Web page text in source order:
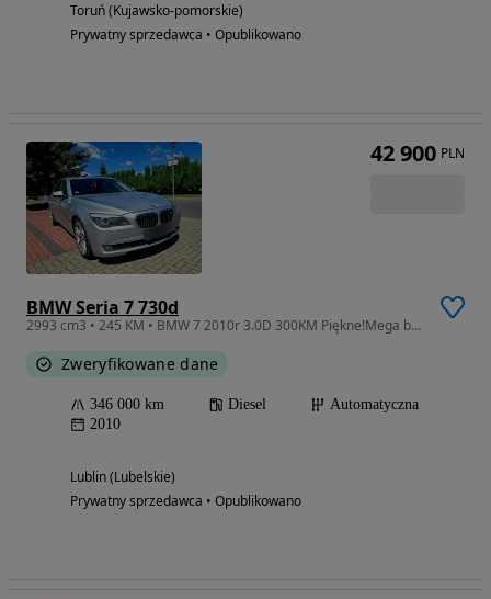
Toruń (Kujawsko-pomorskie)
Prywatny sprzedawca • Opublikowano
BMW Seria 7 730d
2993 cm3 • 245 KM • BMW 7 2010r 3.0D 300KM Piękne!Mega bogata wersja!Możliwa zamiana!
Zweryfikowane dane
346 000 km Diesel
Automatyczna
2010
Lublin (Lubelskie)
Prywatny sprzedawca • Opublikowano
42 900 PLN